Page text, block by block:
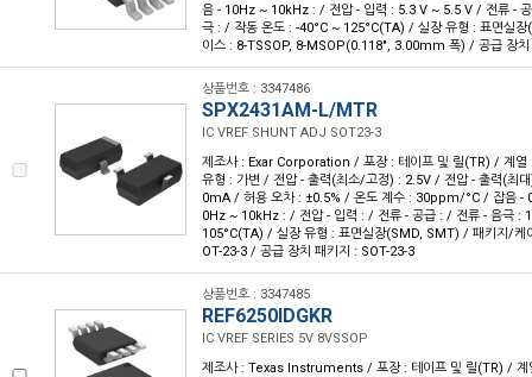
음 - 10Hz ~ 10kHz : / 전압 - 입력 : 5.3 V ~ 5.5 V / 전류 -
극 : / 작동 온도 : -40°C ~ 125°C(TA) / 실장 유형 : 표면실
이스 : 8-TSSOP, 8-MSOP(0.118", 3.00mm 폭) / 공급 장치
상품번호 : 3347486
SPX2431AM-L/MTR
IC VREF SHUNT ADJ SOT23-3
제조사 : Exar Corporation / 포장 : 테이프 및 릴(TR) / 계열
유형 : 가변 / 전압 - 출력(최소/고정) : 2.5V / 전압 - 출력(최
0mA / 허용 오차 : ±0.5% / 온도 계수 : 30ppm/°C / 잡음 -
0Hz ~ 10kHz : / 전압 - 입력 : / 전류 - 공급 : / 전류 - 음극 :
105°C(TA) / 실장 유형 : 표면실장(SMD, SMT) / 패키지/케
OT-23-3 / 공급 장치 패키지 : SOT-23-3
상품번호 : 3347485
REF6250IDGKR
IC VREF SERIES 5V 8VSSOP
제조사 : Texas Instruments / 포장 : 테이프 및 릴(TR) / 계